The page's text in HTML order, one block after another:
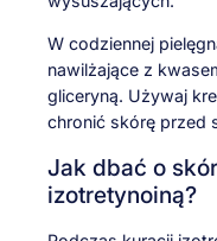
W codziennej
nawilżające z
gliceryną. Używaj
chronić skórę przed
Jak dbać o
izotretynoiną?